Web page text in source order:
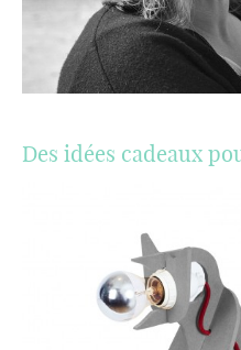
Des idées cadeaux